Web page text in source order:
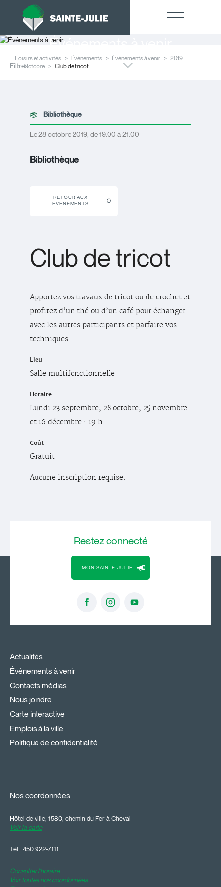
Événements à venir
Loisirs et activités Événements Événements à venir
2019
Octobre
Club de tricot
Filtres
Bibliothèque
Le 28 octobre 2019, de 19:00 à 21:00
Bibliothèque
RETOUR AUX
ÉVÉNEMENTS
Club de tricot
Apportez vos travaux de tricot ou de crochet et
profitez d’un thé ou d’un café pour échanger
avec les autres participants et parfaire vos
techniques
Lieu
Salle multifonctionnelle
Horaire
Lundi 23 septembre, 28 octobre, 25 novembre
et 16 décembre : 19 h
Coût
Gratuit
Aucune inscription requise.
Restezconnecté
MON SAINTE-JULIE
Actualités
Événements à venir
Contacts médias
Nous joindre
Carte interactive
Emplois à la ville
Politique de confidentialité
Nos coordonnées
Hôtel de ville, 1580, chemin du Fer-à-Cheval
Voir la carte
Tél.: 450 922-7111
Consulter l'horaire
Voir toutes nos coordonnées